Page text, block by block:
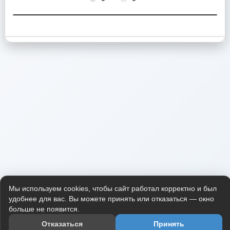
Мы используем cookies, чтобы сайт работал корректно и был
удобнее для вас. Вы можете принять или отказаться — окно
больше не появится.
Отказаться
Принять